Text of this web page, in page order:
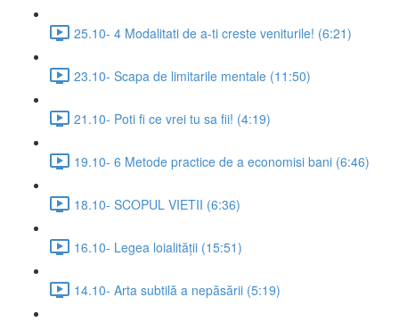
25.10- 4 Modalitati de a-ti creste veniturile! (6:21)
23.10- Scapa de limitarile mentale (11:50)
21.10- Poti fi ce vrei tu sa fii! (4:19)
19.10- 6 Metode practice de a economisi bani (6:46)
18.10- SCOPUL VIETII (6:36)
16.10- Legea loialității (15:51)
14.10- Arta subtilă a nepăsării (5:19)